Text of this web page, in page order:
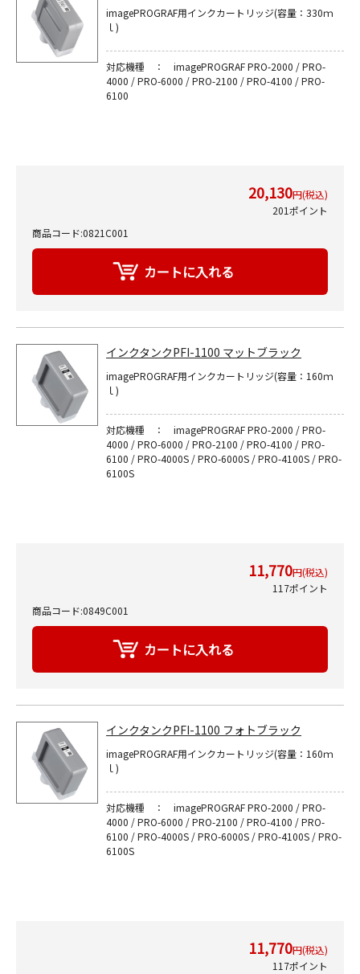
imagePROGRAF用インクカートリッジ(容量：330ｍ
ｌ)
対応機種 ： imagePROGRAF PRO-2000 / PRO-
4000 / PRO-6000 / PRO-2100 / PRO-4100 / PRO-
6100
20,130円(税込)
201ポイント
商品コード:0821C001
インクタンクPFI-1100 マットブラック
imagePROGRAF用インクカートリッジ(容量：160ｍ
ｌ)
対応機種 ： imagePROGRAF PRO-2000 / PRO-
4000 / PRO-6000 / PRO-2100 / PRO-4100 / PRO-
6100 / PRO-4000S / PRO-6000S / PRO-4100S / PRO-
6100S
11,770円(税込)
117ポイント
商品コード:0849C001
インクタンクPFI-1100 フォトブラック
imagePROGRAF用インクカートリッジ(容量：160ｍ
ｌ)
対応機種 ： imagePROGRAF PRO-2000 / PRO-
4000 / PRO-6000 / PRO-2100 / PRO-4100 / PRO-
6100 / PRO-4000S / PRO-6000S / PRO-4100S / PRO-
6100S
11,770円(税込)
117ポイント